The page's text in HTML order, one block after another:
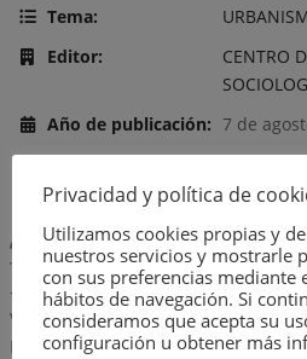
Tema:
Editor:
CENTRO
Año de publicación: 7 de
Descripción:
– INTRODUCCION AL ESTUDIO DE
VECINOS DE ESPAÑA.- EL MARCO
MIGRANTES, POLITICA Y
Privacidad y política de
Utilizamos cookies propias y
nuestros servicios y mostrarle
con sus preferencias mediante
hábitos de navegación. Si
consideramos que acepta su
configuración u obtener más